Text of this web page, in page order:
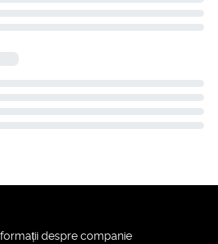
despre companie